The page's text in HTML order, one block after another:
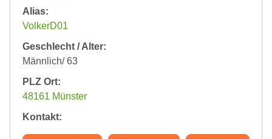
Alias:
VolkerD01
Geschlecht / Alter:
Männlich/ 63
PLZ Ort:
48161 Münster
Kontakt: